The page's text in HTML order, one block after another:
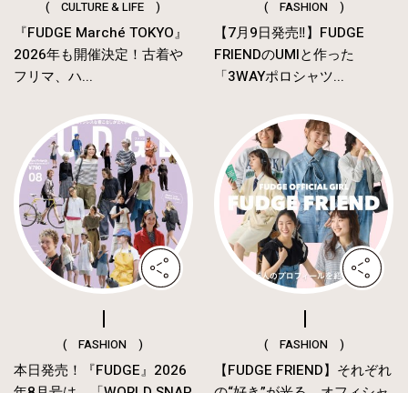
( CULTURE & LIFE )
『FUDGE Marché TOKYO』
2026年も開催決定！古着や
フリマ、ハ...
( FASHION )
【7月9日発売‼︎】FUDGE
FRIENDのUMIと作った
「3WAYポロシャツ...
( FASHION )
本日発売！『FUDGE』2026
( FASHION )
【FUDGE FRIEND】それぞれ